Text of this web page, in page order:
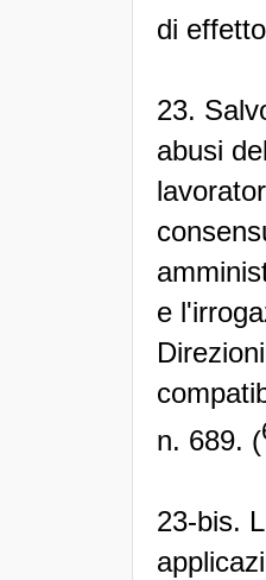
di
23.
abusi
e
n. 689. (
23-bis.